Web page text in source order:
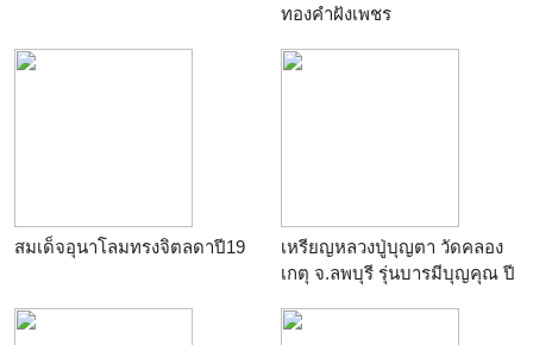
ทองคำฝังเพชร
สมเด็จอุนาโลมทรงจิตลดาปี19
เหรียญหลวงปู่บุญตา วัดคลอง
เกตุ จ.ลพบุรี รุ่นบารมีบุญคุณ ปี